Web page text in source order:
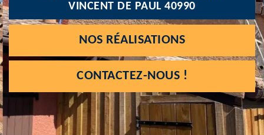
VINCENT DE PAUL 40990
NOS RÉALISATIONS
CONTACTEZ-NOUS !